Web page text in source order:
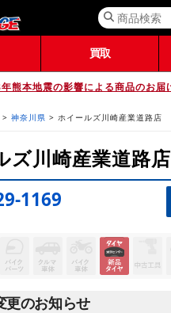
買取
> 神奈川県 > ホイールズ川崎産業道路店
ズ川崎産業道路店
1169
更のお知らせ